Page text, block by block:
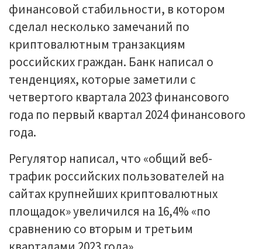
финансовой стабильности, в котором
сделал несколько замечаний по
криптовалютным транзакциям
российских граждан. Банк написал о
тенденциях, которые заметили с
четвертого квартала 2023 финансового
года по первый квартал 2024 финансового
года.
Регулятор написал, что «общий веб-
трафик российских пользователей на
сайтах крупнейших криптовалютных
площадок» увеличился на 16,4% «по
сравнению со вторым и третьим